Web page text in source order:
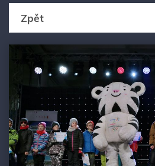
Zpět